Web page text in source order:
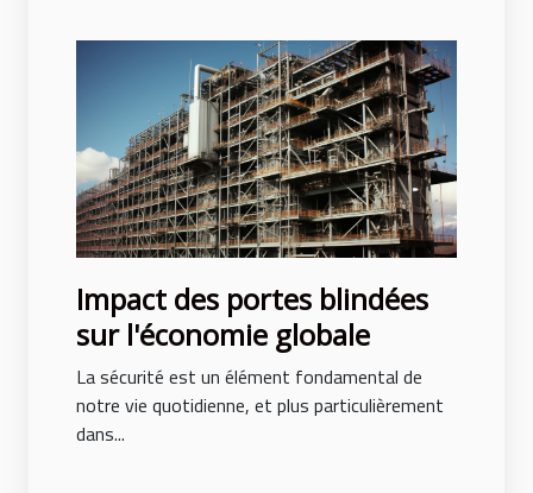
Impact des portes blindées
sur l'économie globale
La sécurité est un élément fondamental de
notre vie quotidienne, et plus particulièrement
dans...